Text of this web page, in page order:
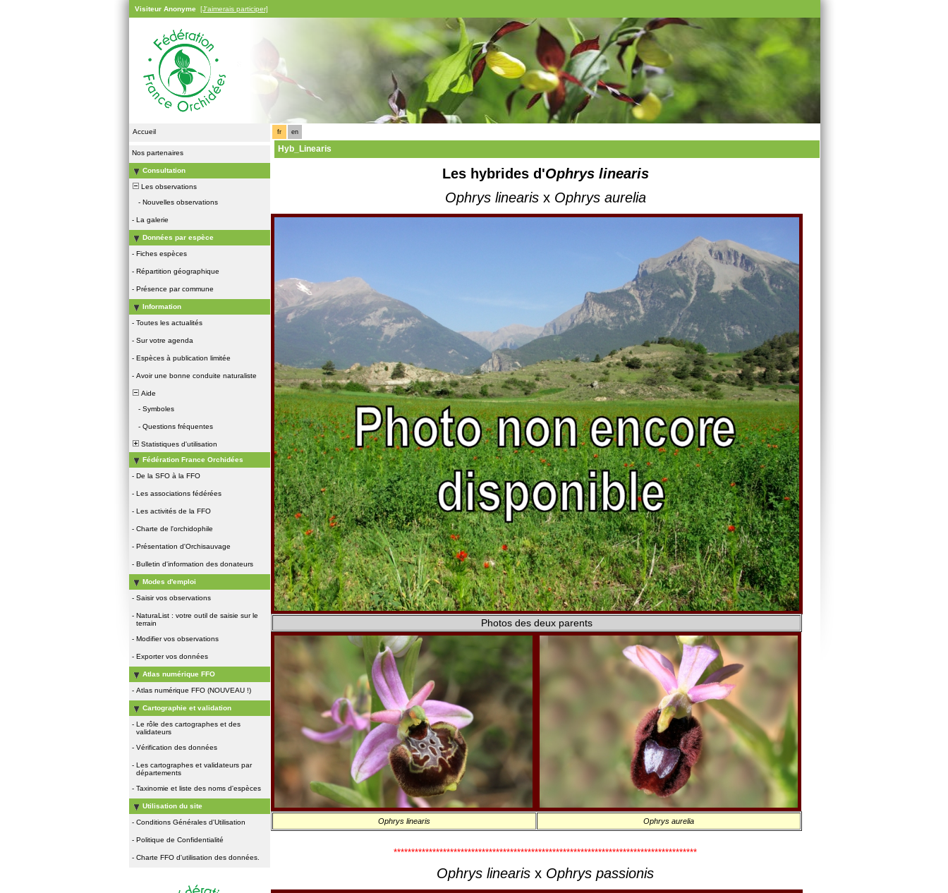
Visiteur Anonyme [J'aimerais participer]
Accueil
Nos partenaires
Consultation
Les observations
- Nouvelles observations
- La galerie
Données par espèce
- Fiches espèces
- Répartition géographique
- Présence par commune
Information
- Toutes les actualités
- Sur votre agenda
- Espèces à publication limitée
- Avoir une bonne conduite naturaliste
Aide
- Symboles
- Questions fréquentes
Statistiques d'utilisation
Fédération France Orchidées
- De la SFO à la FFO
- Les associations fédérées
- Les activités de la FFO
- Charte de l'orchidophile
- Présentation d'Orchisauvage
- Bulletin d'information des donateurs
Modes d'emploi
- Saisir vos observations
- NaturaList : votre outil de saisie sur le
terrain
- Modifier vos observations
- Exporter vos données
Atlas numérique FFO
- Atlas numérique FFO (NOUVEAU !)
Cartographie et validation
- Le rôle des cartographes et des
validateurs
- Vérification des données
- Les cartographes et validateurs par
départements
- Taxinomie et liste des noms d'espèces
Utilisation du site
- Conditions Générales d'Utilisation
- Politique de Confidentialité
- Charte FFO d'utilisation des données.
fr en
Hyb_Linearis
Les hybrides d'Ophrys linearis
Ophrys linearisx Ophrys aurelia
Photos des deux parents
Ophrys linearis Ophrys aurelia
**************************************************************************************
Ophrys linearis x Ophrys passionis